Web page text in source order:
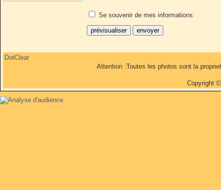
Se souvenir de mes informations
DotClear
Attention :Toutes les photos sont la
Copyright